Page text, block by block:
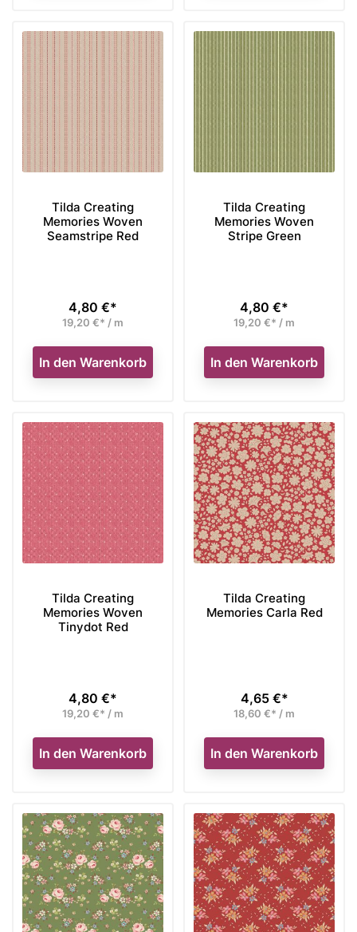
Tilda Creating
Memories Woven
Seamstripe Red
Preis
4,80 €*
19,20 €* / m
In den Warenkorb
Tilda Creating
Memories Woven
Stripe Green
Preis
4,80 €*
19,20 €* / m
In den Warenkorb
Tilda Creating
Memories Woven
Tinydot Red
Preis
4,80 €*
19,20 €* / m
In den Warenkorb
Tilda Creating
Memories Carla Red
Preis
4,65 €*
18,60 €* / m
In den Warenkorb